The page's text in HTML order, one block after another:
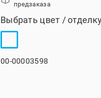
предзаказа
Выбрать цвет /
00-00003598